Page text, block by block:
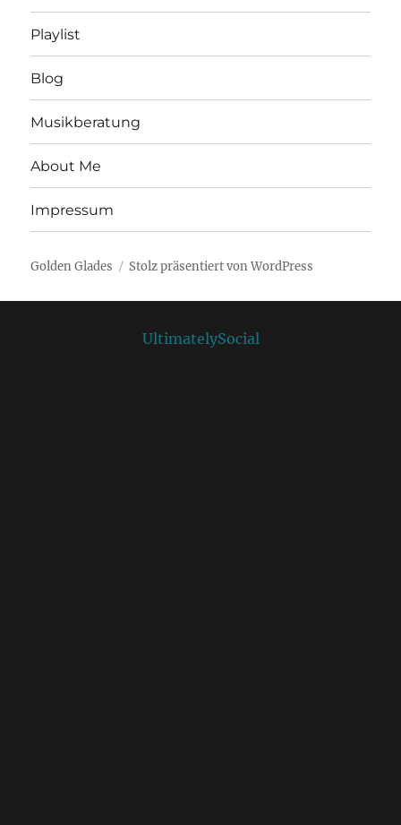
Playlist
Blog
Musikberatung
About Me
Impressum
Golden Glades Stolz präsentiert von WordPress
UltimatelySocial